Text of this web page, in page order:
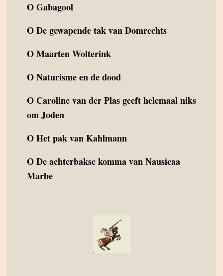
OGabagool
ODe gewapende tak van Domrechts
OMaarten Wolterink
ONaturisme en de dood
O Caroline van der Plas geeft helemaal niks
om Joden
OHet pak van Kahlmann
ODe achterbakse komma van Nausicaa
Marbe